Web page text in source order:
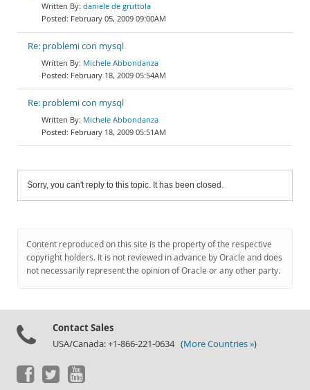
daniele de gruttola
February 05, 2009 09:00AM
Re: problemi con mysql
Michele Abbondanza
February 18, 2009 05:54AM
Re: problemi con mysql
Michele Abbondanza
February 18, 2009 05:51AM
Sorry, you can't reply to this topic. It has been closed.
Content reproduced on this site is the property of the respective
copyright holders. It is not reviewed in advance by Oracle and does
not necessarily represent the opinion of Oracle or any other party.
Contact Sales
USA/Canada: +1-866-221-0634 (More Countries »)